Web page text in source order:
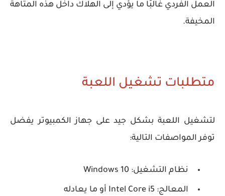
العمل الفردي غالبًا ما يؤدي إلى الهلاك داخل هذه المتاهة
المخيفة.
متطلبات تشغيل اللعبة
لتشغيل اللعبة بشكل جيد على جهاز الكمبيوتر يفضل
توفر المواصفات التالية:
نظام التشغيل: Windows 10
المعالج: Intel Core i5 أو ما يعادله